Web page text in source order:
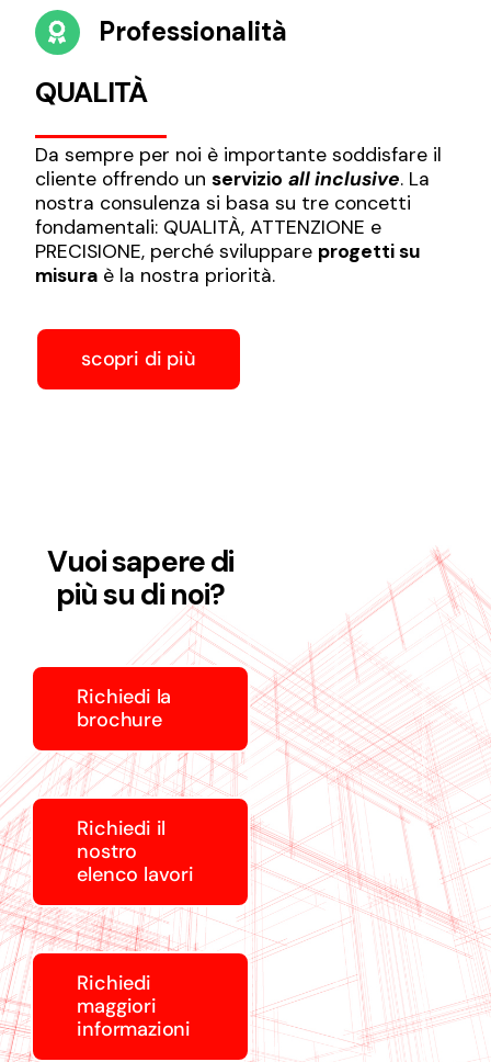
Professionalità
QUALITÀ
Da sempre per noi è importante soddisfare il
cliente offrendo un servizio all inclusive. La
nostra consulenza si basa su tre concetti
fondamentali: QUALITÀ, ATTENZIONE e
PRECISIONE, perché sviluppare progetti su
misuraè la nostra priorità.
scopri di più
Vuoi sapere di
più su di noi?
Richiedi la
brochure
Richiedi il
nostro
elenco lavori
Richiedi
maggiori
informazioni